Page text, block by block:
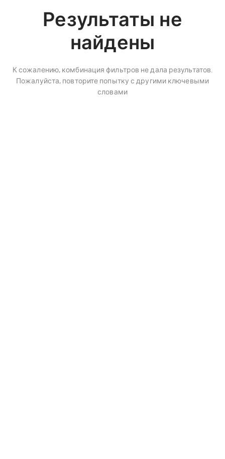
Результаты не
найдены
К сожалению, комбинация фильтров не дала результатов.
Пожалуйста, повторите попытку с другими ключевыми
словами